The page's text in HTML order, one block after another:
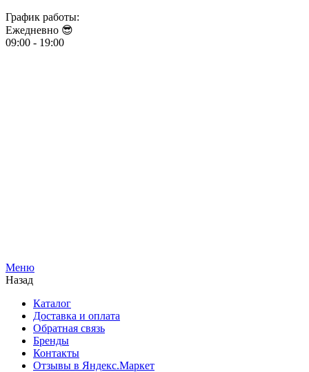
График работы:
Ежедневно 😎​​​​​​​
09:00 - 19:00
Меню
Назад
Каталог
Доставка и оплата
Обратная связь
Бренды
Контакты
Отзывы в Яндекс.Маркет